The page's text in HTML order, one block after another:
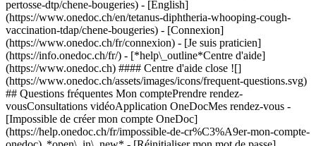
pertosse-dtp/chene-bougeries) - [English]
(https://www.onedoc.ch/en/tetanus-diphtheria-whooping-cough-
vaccination-tdap/chene-bougeries) - [Connexion]
(https://www.onedoc.ch/fr/connexion) - [Je suis praticien]
(https://info.onedoc.ch/fr/) - [*help\_outline*Centre d'aide]
(https://www.onedoc.ch) #### Centre d'aide close ![]
(https://www.onedoc.ch/assets/images/icons/frequent-questions.svg)
## Questions fréquentes Mon comptePrendre rendez-
vousConsultations vidéoApplication OneDocMes rendez-vous -
[Impossible de créer mon compte OneDoc]
(https://help.onedoc.ch/fr/impossible-de-cr%C3%A9er-mon-compte-